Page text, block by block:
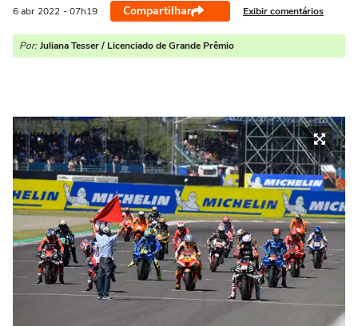
6 abr 2022 - 07h19 Compartilhar Exibir comentários
Por: Juliana Tesser / Licenciado de Grande Prêmio